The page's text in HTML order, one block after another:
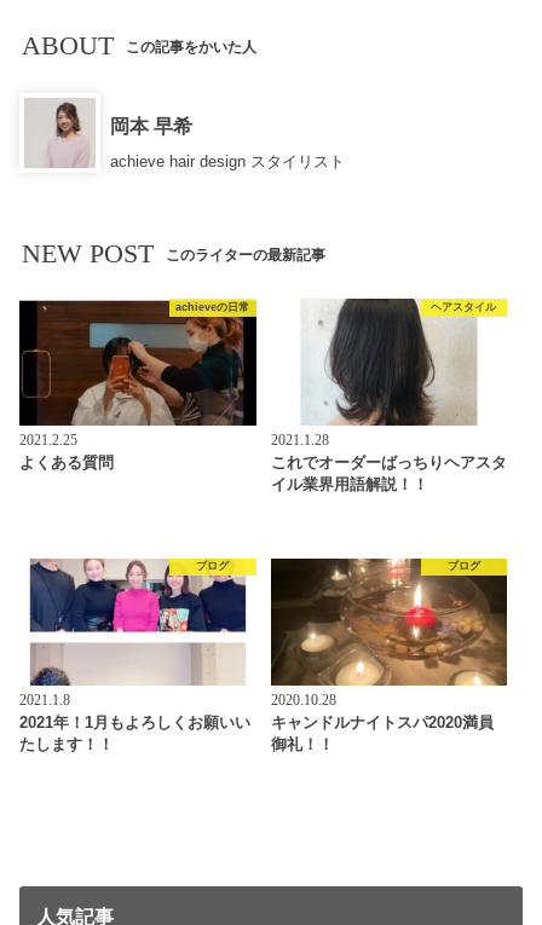
ABOUT この記事をかいた人
岡本 早希
achieve hair design スタイリスト
NEW POST このライターの最新記事
achieveの日常
2021.2.25
よくある質問
ヘアスタイル
2021.1.28
これでオーダーばっちりヘアスタ
イル業界用語解説！！
ブログ
2021.1.8
2021年！1月もよろしくお願いい
たします！！
ブログ
2020.10.28
キャンドルナイトスパ2020満員
御礼！！
人気記事